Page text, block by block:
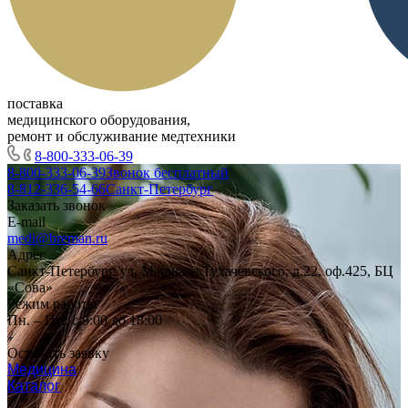
поставка
медицинского оборудования,
ремонт и обслуживание медтехники
8-800-333-06-39
8-800-333-06-39Звонок бесплатный
8-812-336-54-66Санкт-Петербург
Заказать звонок
E-mail
medi@breman.ru
Адрес
Санкт-Петербург, ул. Маршала Тухачевского, д.22, оф.425, БЦ
«Сова»
Режим работы
Пн. – Пт.: с 9:00 до 18:00
Оставить заявку
Медицина
Каталог